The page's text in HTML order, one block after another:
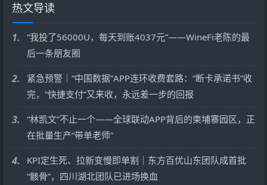
热文导读
1.
“我投了56000U，每天到账4037元”——WineFi老陈的最
后一条朋友圈
2.
紧急预警｜“中国数据”APP连环收费套路：“断卡承诺书”收
完，“快捷支付”又来收，永远差一步的回报
3.
“林凯文”不止一个——全球联动APP背后的柬埔寨园区，正
在批量生产“带单老师”
4.
KPI定生死、拉新变慢即单割｜东方百优山东团队成首批
“骸骨”，四川湖北团队已进场换血